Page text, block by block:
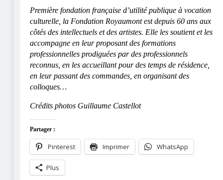
Première fondation française d’utilité publique à vocation
culturelle, la Fondation Royaumont est depuis 60 ans aux
côtés des intellectuels et des artistes. Elle les soutient et les
accompagne en leur proposant des formations
professionnelles prodiguées par des professionnels
reconnus, en les accueillant pour des temps de résidence,
en leur passant des commandes, en organisant des
colloques…
Crédits photos Guillaume Castellot
Partager :
Pinterest Imprimer WhatsApp
Plus